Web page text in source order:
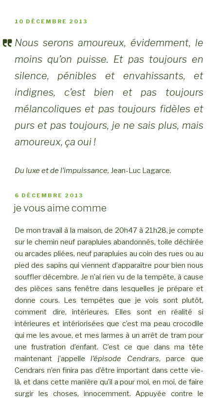
PUBLIÉ
10 DÉCEMBRE 2013
Nous serons amoureux, évidemment, le
moins qu’on puisse. Et pas toujours en
silence, pénibles et envahissants, et
indignes, c’est bien et pas toujours
mélancoliques et pas toujours fidèles et
purs et pas toujours, je ne sais plus, mais
amoureux, ça oui !
Du luxe et de l’impuissance, Jean-Luc Lagarce.
PUBLIÉ
LE
6 DÉCEMBRE 2013
je vous aime comme
De mon travail à la maison, de 20h47 à 21h28, je compte
sur le chemin neuf parapluies abandonnés, toile déchirée
ou arcades pliées, neuf parapluies au coin des rues ou au
pied des sapins qui viennent d’apparaître pour bien nous
souffler décembre. Je n’ai rien vu de la tempête, à cause
des pièces sans fenêtre dans lesquelles je prépare et
donne cours. Les tempêtes que je vois sont plutôt,
comment dire, intérieures. Elles sont en réalité si
intérieures et intériorisées que c’est ma peau crocodile
qui me les avoue, et mes larmes à un arrêt de tram pour
une frustration d’enfant. C’est ce que dans ma tête
maintenant j’appelle l’épisode Cendrars, parce que
Cendrars n’en finira pas d’être important dans cette vie-
là, et dans cette manière qu’il a pour moi, en moi, de faire
surgir les choses, innocemment. Appuyée contre le